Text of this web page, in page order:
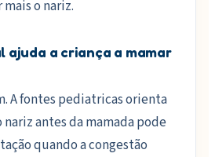
o nariz.
ajuda a criança a mamar
A fontes pediatricas orienta
antes da mamada pode
quando a congestão